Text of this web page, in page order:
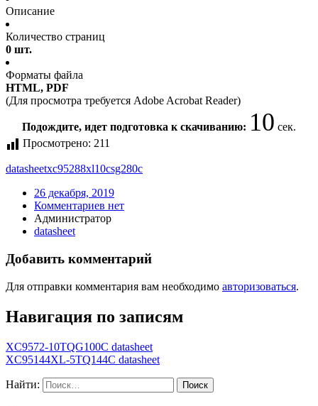
Описание
Количество страниц
0 шт.
Форматы файла
HTML, PDF
(Для просмотра требуется Adobe Acrobat Reader)
Подождите, идет подготовка к скачиванию: 10 сек.
Просмотрено: 211
datasheetxc95288xl10csg280c
26 декабря, 2019
Комментариев нет
Администратор
datasheet
Добавить комментарий
Для отправки комментария вам необходимо авторизоваться.
Навигация по записям
XC9572-10TQG100C datasheet
XC95144XL-5TQ144C datasheet
Найти: